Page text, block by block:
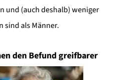
und (auch deshalb) weniger
sind als Männer.
den Befund greifbarer